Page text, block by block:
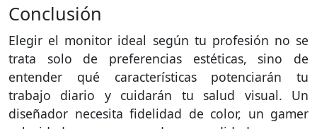
Conclusión
Elegir el monitor ideal según tu profesión no se
trata solo de preferencias estéticas, sino de
entender qué características potenciarán tu
trabajo diario y cuidarán tu salud visual. Un
diseñador necesita fidelidad de color, un gamer